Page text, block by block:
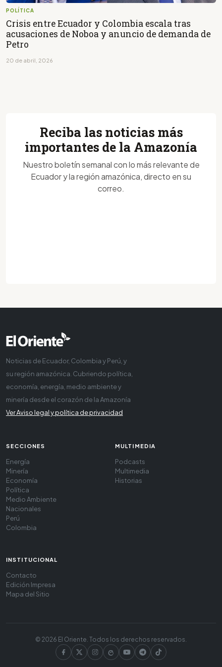
POLÍTICA
Crisis entre Ecuador y Colombia escala tras
acusaciones de Noboa y anuncio de demanda de
Petro
20 de abril, 2026
Reciba las noticias más
importantes de la Amazonía
Nuestro boletín semanal con lo más relevante de
Ecuador y la región amazónica, directo en su
correo.
Noticias de Ecuador, Colombia y Perú, y
su región amazónica. Cubriendo política,
economía, energía, medio ambiente y
minería desde el corazón de la Amazonía
Ver Aviso legal y política de privacidad
SECCIONES
Energía
Minería
Economía
Política
Medio Ambiente
Nacionales
Perú
Colombia
MULTIMEDIA
Podcasts
Multimedia
Historias
INSTITUCIONAL
Contacto
Edición Impresa
Mapa del Sitio
© 2026 El Oriente. Todos los derechos reservados.